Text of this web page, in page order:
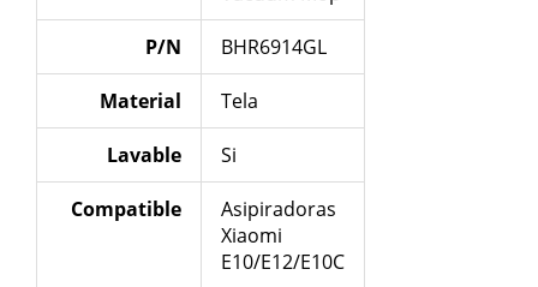
P/N BHR6914GL
Material Tela
Lavable Si
Compatible
Asipiradoras
Xiaomi
E10/E12/E10C